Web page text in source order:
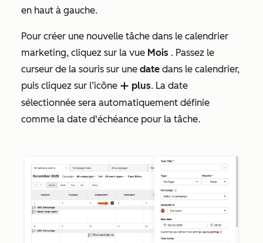
en haut à gauche.
Pour créer une nouvelle tâche dans le calendrier
marketing, cliquez sur la vue Mois . Passez le
curseur de la souris sur une date dans le calendrier,
puis cliquez sur l’icône add plus. La date
sélectionnée sera automatiquement définie
comme la date d'échéance pour la tâche.